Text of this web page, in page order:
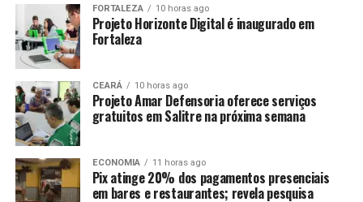
FORTALEZA 10 horas ago
Projeto Horizonte Digital é inaugurado em
Fortaleza
CEARÁ 10 horas ago
Projeto Amar Defensoria oferece serviços
gratuitos em Salitre na próxima semana
ECONOMIA 11 horas ago
Pix atinge 20% dos pagamentos presenciais
em bares e restaurantes; revela pesquisa